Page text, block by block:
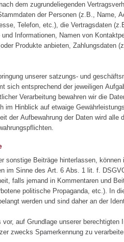
dem zugrundeliegenden
der Personen (z.B., Name,
Telefon, etc.), die Vertragsdaten
Informationen, Namen von
Produkte anbieten, Zahlungsdaten
unserer satzungs- und
sich entsprechend der jeweiligen
Verarbeitung bewahren wir die
im Hinblick auf etwaige
der Aufbewahrung der Daten wird alle
sonstige Beiträge hinterlassen,
im Sinne des Art. 6 Abs. 1 lit. f.
falls jemand in Kommentaren und
politische Propaganda, etc.). In
werden und sind daher an der
vor, auf Grundlage unserer
zwecks Spamerkennung zu